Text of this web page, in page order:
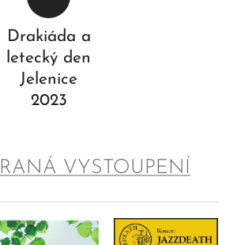
Drakiáda a
letecký den
Jelenice
2023
VYSTOUPENÍ